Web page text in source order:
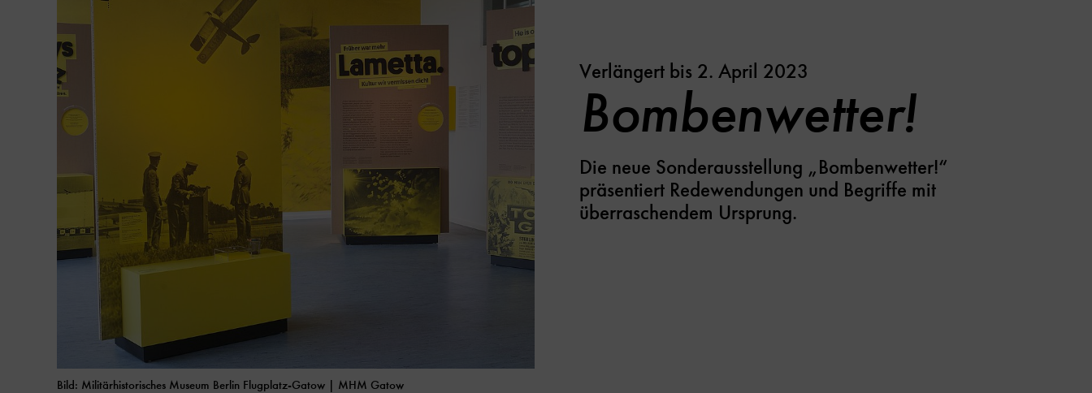
Bild: Militärhistorisches Museum Berlin Flugplatz-Gatow | MHM Gatow
Verlängert bis 2. April 2023
Bombenwetter!
Die neue Sonderausstellung „Bombenwetter!“
präsentiert Redewendungen und Begriffe mit
überraschendem Ursprung.